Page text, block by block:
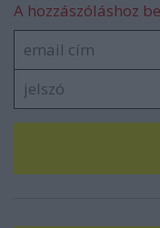
A hozzászóláshoz